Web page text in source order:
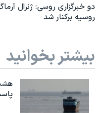
دو خبرگزاری روسی: ژنرال
روسیه برکنار شد
بیشتر بخوانید